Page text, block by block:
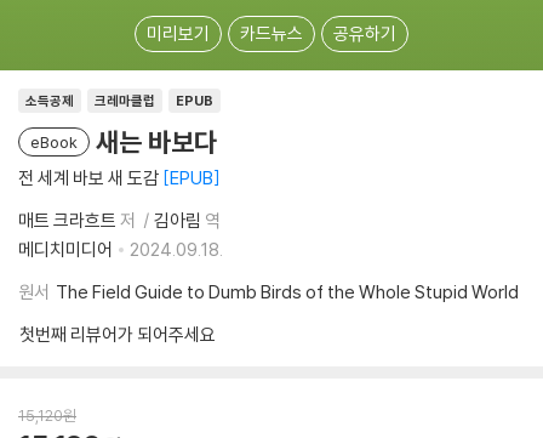
미리보기 카드뉴스 공유하기
소득공제 크레마클럽 EPUB
eBook 새는 바보다
전 세계 바보 새 도감 EPUB
매트 크라흐트 저 김아림 역
메디치미디어
2024.09.18.
원서 The Field Guide to Dumb Birds of the Whole Stupid World
첫번째 리뷰어가 되어주세요
15,120원